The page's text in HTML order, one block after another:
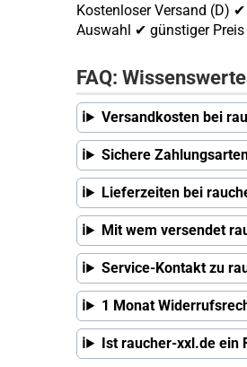
Kostenloser Versand (D)
Auswahl ✔ günstiger
FAQ:
Versandkosten bei
Sichere
Lieferzeiten bei
Mit wem versendet
Service-Kontakt zu
1 Monat
Ist raucher-xxl.de ein